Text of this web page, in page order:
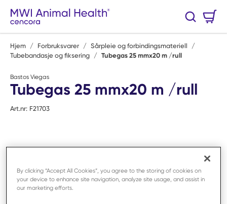
Hopp til hovedinnhold
Søk
Hjem / Forbruksvarer / Sårpleie og forbindingsmateriell
/
Tubebandasje og fiksering / Tubegas 25 mmx20 m /rull
Bastos Viegas
Tubegas 25 mmx20 m /rull
Art.nr: F21703
By clicking “Accept All Cookies”, you agree to the storing of cookies on
your device to enhance site navigation, analyze site usage, and assist in
our marketing efforts.